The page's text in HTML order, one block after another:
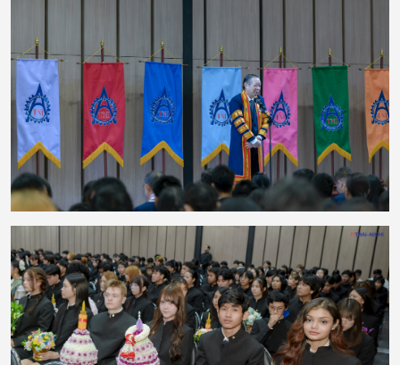
ความรับผิดชอบ และความมุ่งมั่นในการศึกษา ซึ่งสะท้อนให้เห็นว่าความสำเร็จเกิด
จากการเรียนรู้อย่างต่อเนื่อง ควบคู่กับความพยายามและความมีวินัย กิจกรรมครั้ง
นี้ช่วยสืบสานประเพณีอันดีงาม พร้อมเสริมสร้างความสัมพันธ์ที่ดีระหว่างคณาจารย์
และนักศึกษา ตลอดจนสร้างแรงบันดาลใจให้นักศึกษามุ่งมั่นพัฒนาตนเองต่อไป